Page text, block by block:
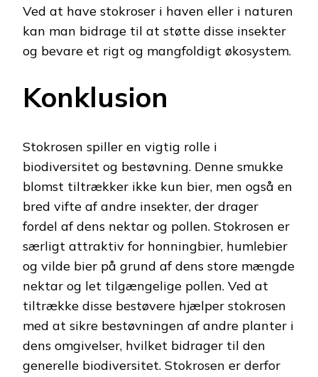
Ved at have stokroser i haven eller i naturen
kan man bidrage til at støtte disse insekter
og bevare et rigt og mangfoldigt økosystem.
Konklusion
Stokrosen spiller en vigtig rolle i
biodiversitet og bestøvning. Denne smukke
blomst tiltrækker ikke kun bier, men også en
bred vifte af andre insekter, der drager
fordel af dens nektar og pollen. Stokrosen er
særligt attraktiv for honningbier, humlebier
og vilde bier på grund af dens store mængde
nektar og let tilgængelige pollen. Ved at
tiltrække disse bestøvere hjælper stokrosen
med at sikre bestøvningen af andre planter i
dens omgivelser, hvilket bidrager til den
generelle biodiversitet. Stokrosen er derfor